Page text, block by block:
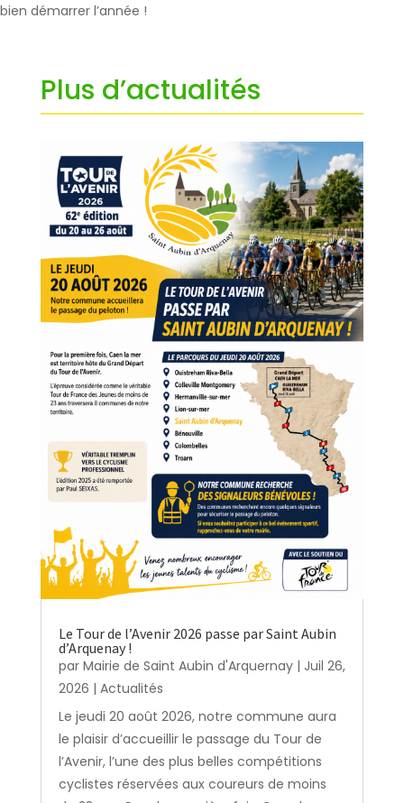
bien démarrer l’année !
Plus d’actualités
Le Tour de l’Avenir 2026 passe par Saint Aubin
d’Arquenay !
par Mairie de Saint Aubin d'Arquernay| Juil 26,
2026 | Actualités
Le jeudi 20 août 2026, notre commune aura
le plaisir d’accueillir le passage du Tour de
l’Avenir, l’une des plus belles compétitions
cyclistes réservées aux coureurs de moins